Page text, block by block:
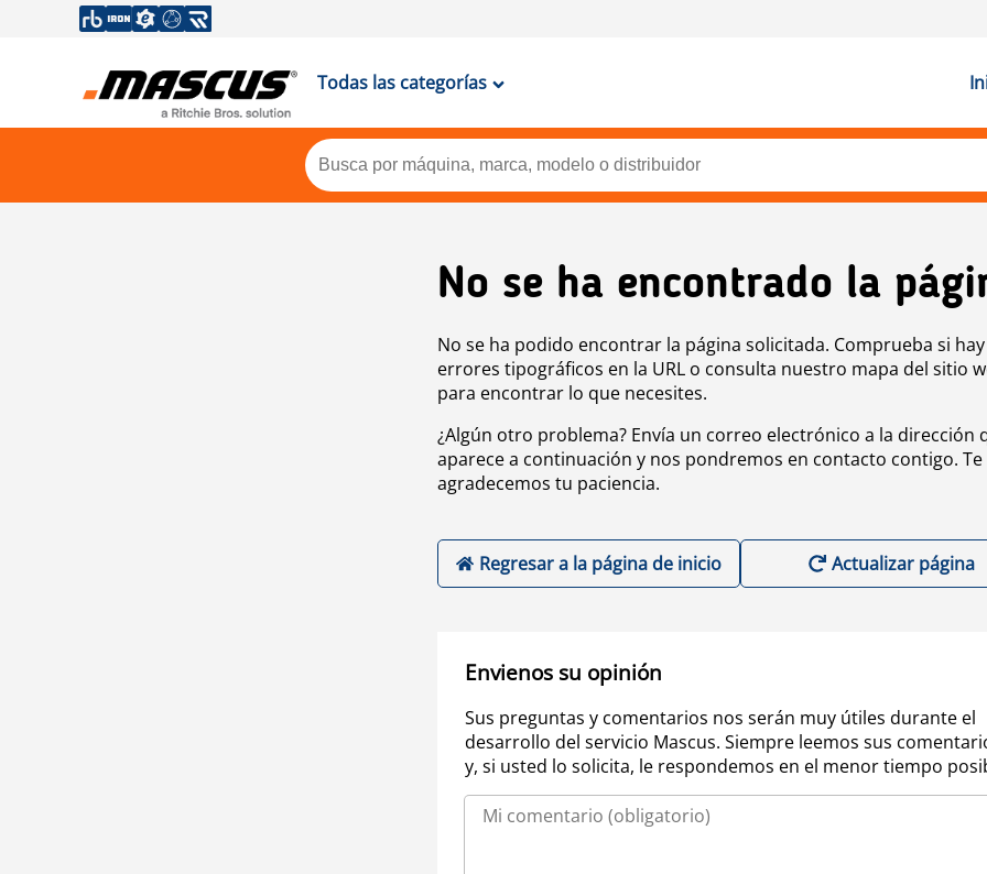
Todas las categorías
No se ha encontrado la
No se ha podido encontrar la página solicitada. Comprueba si hay
errores tipográficos en la URL o consulta nuestro mapa del sitio
para encontrar lo que necesites.
¿Algún otro problema? Envía un correo electrónico a la dirección
aparece a continuación y nos pondremos en contacto contigo. Te
agradecemos tu paciencia.
Regresar a la página de inicio Actualizar página
Envienos su opinión
Sus preguntas y comentarios nos serán muy útiles durante el
desarrollo del servicio Mascus. Siempre leemos sus
y, si usted lo solicita, le respondemos en el menor tiempo